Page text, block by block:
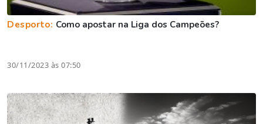
Desporto: Como apostar na Liga dos Campeões?
30/11/2023 às 07:50